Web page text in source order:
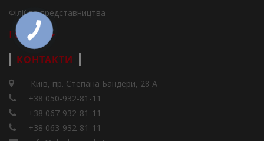
Філії та представництва
Города
КОНТАКТИ
Київ, пр. Степана Бандери, 28 А
+38 050-932-81-11
+38 067-932-81-11
+38 063-932-81-11